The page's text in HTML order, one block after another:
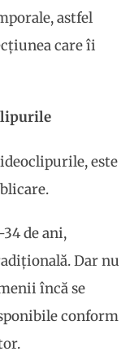
astfel
care îi
este
de ani,
Dar nu
încă se
conform